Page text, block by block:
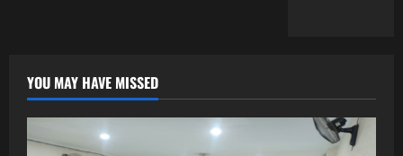
YOU MAY HAVE MISSED